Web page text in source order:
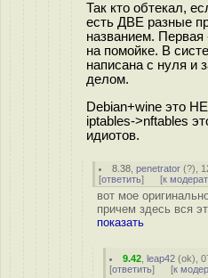
Так кто обтекал,
есть ДВЕ разные
названием.
на помойке. В
написана с нуля и
делом.
Debian+wine это
iptables->nftables
идиотов.
8.38 ,penetrator (?),
[ответить] [к
вот мое
причем здесь вся
показать
9.42 ,leap42 (ok),
[ответить] [к